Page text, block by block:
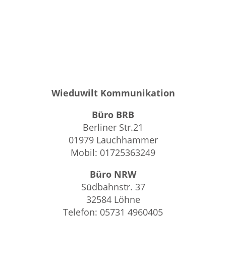
Wieduwilt Kommunikation
Büro BRB
Berliner Str.21
01979 Lauchhammer
Mobil: 01725363249
Büro NRW
Südbahnstr. 37
32584 Löhne
Telefon: 05731 4960405